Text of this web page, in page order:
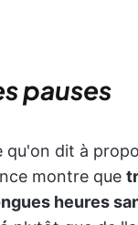
pauses
qu'on dit à
montre que
heures